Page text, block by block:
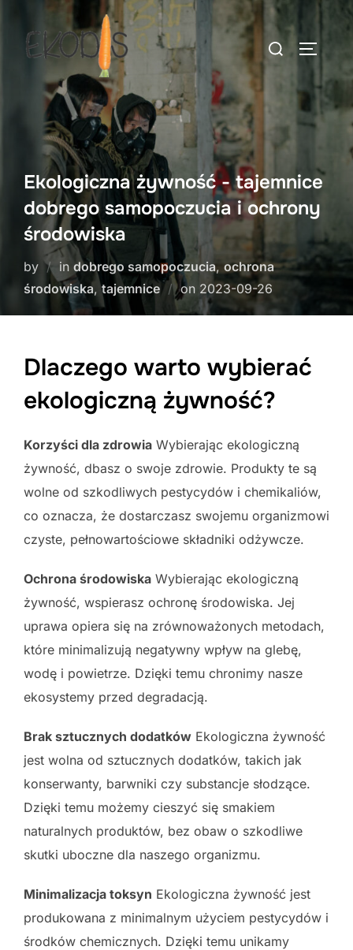
content
Search
for:
Ekologiczna żywność - tajemnice
dobrego samopoczucia i ochrony
środowiska
by in dobrego samopoczucia, ochrona
środowiska,tajemnice on Posted
on
2023-09-26
Dlaczego warto wybierać
ekologiczną żywność?
Korzyści dla zdrowia Wybierając ekologiczną
żywność, dbasz o swoje zdrowie. Produkty te są
wolne od szkodliwych pestycydów i chemikaliów,
co oznacza, że dostarczasz swojemu organizmowi
czyste, pełnowartościowe składniki odżywcze.
Ochrona środowiska Wybierając ekologiczną
żywność, wspierasz ochronę środowiska. Jej
uprawa opiera się na zrównoważonych metodach,
które minimalizują negatywny wpływ na glebę,
wodę i powietrze. Dzięki temu chronimy nasze
ekosystemy przed degradacją.
Brak sztucznych dodatków Ekologiczna żywność
jest wolna od sztucznych dodatków, takich jak
konserwanty, barwniki czy substancje słodzące.
Dzięki temu możemy cieszyć się smakiem
naturalnych produktów, bez obaw o szkodliwe
skutki uboczne dla naszego organizmu.
Minimalizacja toksyn Ekologiczna żywność jest
produkowana z minimalnym użyciem pestycydów i
środków chemicznych. Dzięki temu unikamy